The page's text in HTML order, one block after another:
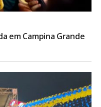
em Campina Grande